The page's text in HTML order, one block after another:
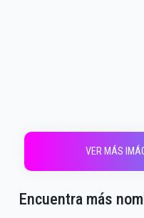
VER MÁS
Encuentra más